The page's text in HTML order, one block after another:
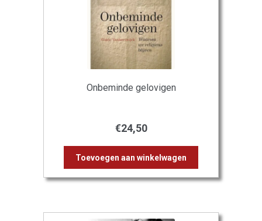
Onbeminde gelovigen
€24,50
Toevoegen aan winkelwagen